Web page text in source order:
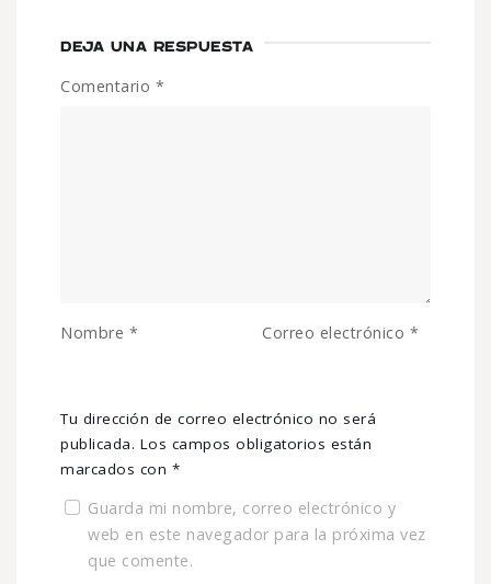
DEJA UNA RESPUESTA
Tu dirección de correo electrónico no será
publicada. Los campos obligatorios están
marcados con *
Comentario *
Nombre * Correo electrónico *
Guarda mi nombre, correo electrónico y
web en este navegador para la próxima vez
que comente.